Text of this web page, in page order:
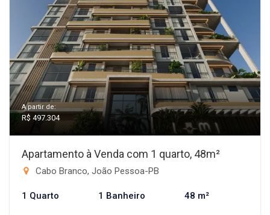
A partir de:
R$ 497.304
Apartamento à Venda com 1 quarto, 48m²
Cabo Branco, João Pessoa-PB
1 Quarto 1 Banheiro 48 m²